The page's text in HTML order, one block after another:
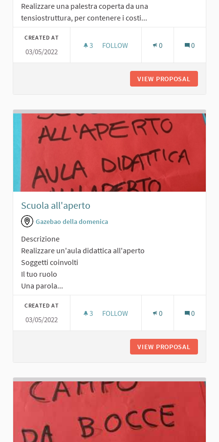
Realizzare una palestra coperta da una
tensiostruttura, per contenere i costi...
CREATED AT
03/05/2022
3 3 FOLLOWERS
FOLLOW 0 0
VIEW PROPOSAL
Scuola all'aperto
Gazebao della domenica
Descrizione
Realizzare un'aula didattica all'aperto
Soggetti coinvolti
Il tuo ruolo
Una parola...
CREATED AT
03/05/2022
3 3 FOLLOWERS
FOLLOW 0 0
VIEW PROPOSAL